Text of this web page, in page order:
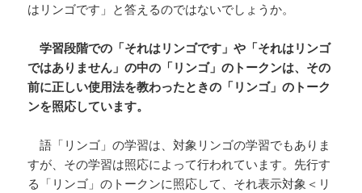
はリンゴです」と答えるのではないでしょうか。
学習段階での「それはリンゴです」や「それはリンゴ
ではありません」の中の「リンゴ」のトークンは、その
前に正しい使用法を教わったときの「リンゴ」のトーク
ンを照応しています。
語「リンゴ」の学習は、対象リンゴの学習でもありま
すが、その学習は照応によって行われています。先行す
る「リンゴ」のトークンに照応して、それ表示対象＜リ